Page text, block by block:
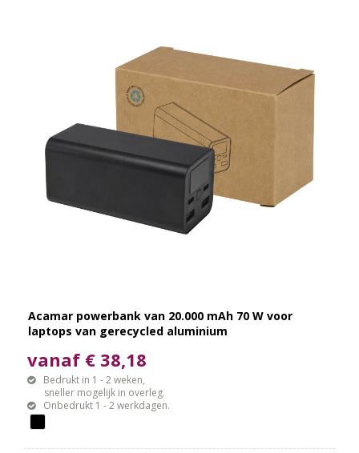
Acamar powerbank van 20.000 mAh 70 W voor
laptops van gerecycled aluminium
vanaf € 38,18
Bedrukt in 1 - 2 weken,
sneller mogelijk in overleg.
Onbedrukt 1 - 2 werkdagen.